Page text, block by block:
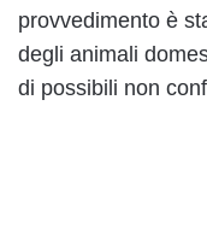
provvedimento è
degli animali
di possibili non